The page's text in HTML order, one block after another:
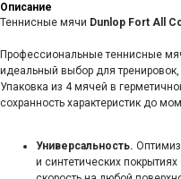
Описание
Теннисные мячи Dunlop Fort All
Профессиональные теннисные
идеальный выбор для
Упаковка из 4 мячей в
сохранность характеристик до
Универсальность.
и синтетических